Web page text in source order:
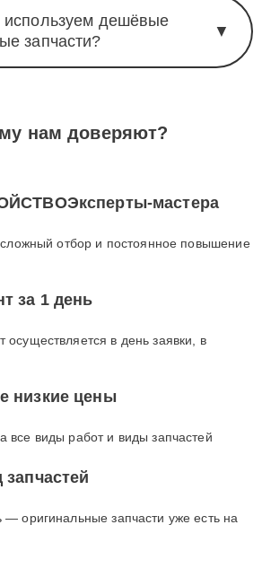
дешёвые
запчасти?
▼
нам доверяют?
мастера
сложный отбор и постоянное повышение
за 1 день
осуществляется в день заявки, в
низкие цены
все виды работ и виды запчастей
запчастей
оригинальные запчасти уже есть на